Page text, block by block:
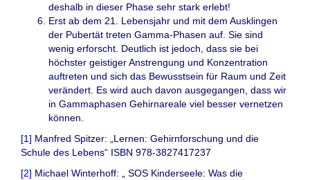
deshalb in dieser Phase sehr stark erlebt!
Erst ab dem 21. Lebensjahr und mit dem Ausklingen
der Pubertät treten Gamma-Phasen auf. Sie sind
wenig erforscht. Deutlich ist jedoch, dass sie bei
höchster geistiger Anstrengung und Konzentration
auftreten und sich das Bewusstsein für Raum und Zeit
verändert. Es wird auch davon ausgegangen, dass wir
in Gammaphasen Gehirnareale viel besser vernetzen
können.
[1] Manfred Spitzer: „Lernen: Gehirnforschung und die
Schule des Lebens“ ISBN 978-3827417237
[2] Michael Winterhoff: „ SOS Kinderseele: Was die